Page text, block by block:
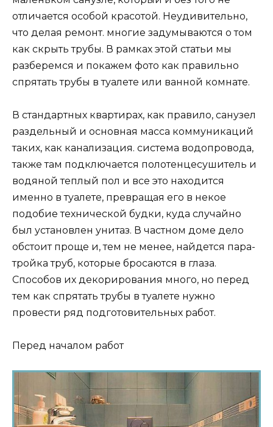
отличается особой красотой. Неудивительно,
что делая ремонт. многие задумываются о том
как скрыть трубы. В рамках этой статьи мы
разберемся и покажем фото как правильно
спрятать трубы в туалете или ванной комнате.
В стандартных квартирах, как правило, санузел
раздельный и основная масса коммуникаций
таких, как канализация. система водопровода,
также там подключается полотенцесушитель и
водяной теплый пол и все это находится
именно в туалете, превращая его в некое
подобие технической будки, куда случайно
был установлен унитаз. В частном доме дело
обстоит проще и, тем не менее, найдется пара-
тройка труб, которые бросаются в глаза.
Способов их декорирования много, но перед
тем как спрятать трубы в туалете нужно
провести ряд подготовительных работ.
Перед началом работ